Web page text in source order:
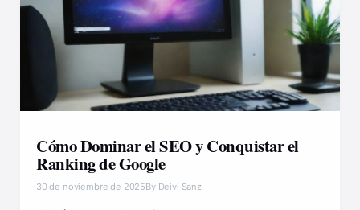
Cómo Dominar el SEO y Conquistar el
Ranking de Google
30 de noviembre de 2025By Deivi Sanz